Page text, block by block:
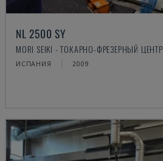
NL 2500 SY
MORI SEIKI - ТОКАРНО-ФРЕЗЕРНЫЙ ЦЕНТР
ИСПАНИЯ 2009